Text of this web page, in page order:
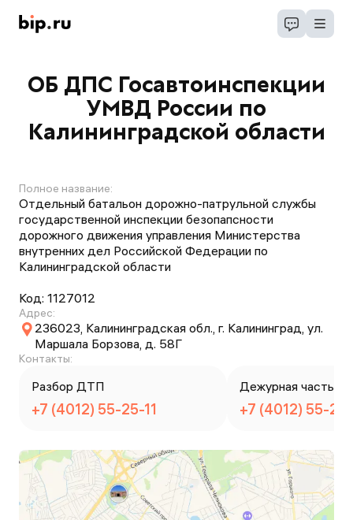
ОБ ДПС Госавтоинспекции
УМВД России по
Калининградской области
Полное название:
Отдельный батальон дорожно-патрульной службы
государственной инспекции безопапсности
дорожного движения управления Министерства
внутренних дел Российской Федерации по
Калининградской области
Код: 1127012
Адрес:
236023, Калининградская обл., г. Калининград, ул.
Маршала Борзова, д. 58Г
Контакты:
Разбор ДТП
+7 (4012) 55-25-11
Дежурная часть
+7 (4012) 55-25-